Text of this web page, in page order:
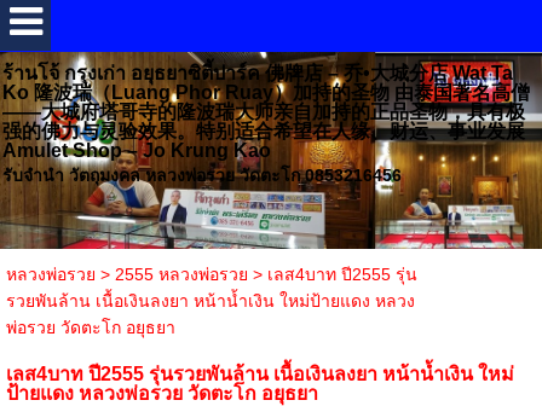
ร้านโจ้ กรุงเก่า อยุธยาซิตี้ปาร์ค 佛牌店 – 乔•大城分店 Wat Ta
Ko 隆波瑞（Luang Phor Ruay）加持的圣物 由泰国著名高僧
——大城府塔哥寺的隆波瑞大师亲自加持的正品圣物，具有极
强的佛力与灵验效果。特别适合希望在人缘、财运、事业发展
Amulet Shop – Jo Krung Kao
รับจำนำ วัตถุมงคล หลวงพ่อรวย วัดตะโก 0853216456
หลวงพ่อรวย > 2555 หลวงพ่อรวย > เลส4บาท ปี2555 รุ่น
รวยพันล้าน เนื้อเงินลงยา หน้าน้ำเงิน ใหม่ป้ายแดง หลวง
พ่อรวย วัดตะโก อยุธยา
เลส4บาท ปี2555 รุ่นรวยพันล้าน เนื้อเงินลงยา หน้าน้ำเงิน ใหม่
ป้ายแดง หลวงพ่อรวย วัดตะโก อยุธยา